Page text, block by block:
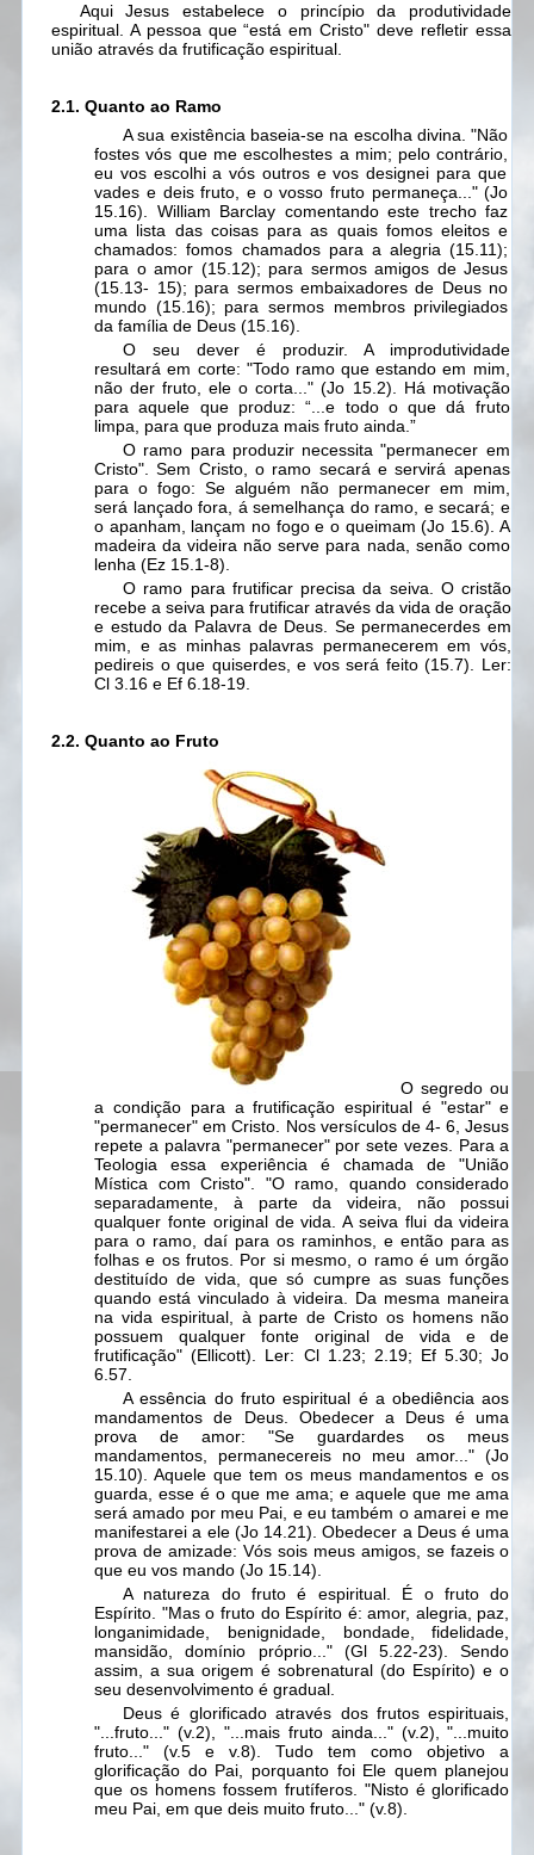
Aqui Jesus estabelece o princípio da produtividade
espiritual. A pessoa que “está em Cristo" deve refletir essa
união através da frutificação espiritual.
2.1. Quanto ao Ramo
A sua existência baseia-se na escolha divina. "Não
fostes vós que me escolhestes a mim; pelo contrário,
eu vos escolhi a vós outros e vos designei para que
vades e deis fruto, e o vosso fruto permaneça..." (Jo
15.16). William Barclay comentando este trecho faz
uma lista das coisas para as quais fomos eleitos e
chamados: fomos chamados para a alegria (15.11);
para o amor (15.12); para sermos amigos de Jesus
(15.13- 15); para sermos embaixadores de Deus no
mundo (15.16); para sermos membros privilegiados
da família de Deus(15.16).
O seu dever é produzir. A improdutividade
resultará em corte: "Todo ramo que estando em mim,
não der fruto, ele o corta..." (Jo 15.2). Há motivação
para aquele que produz: “...e todo o que dá fruto
limpa, para que produza mais fruto ainda.”
O ramo para produzir necessita "permanecer em
Cristo". Sem Cristo, o ramo secará e servirá apenas
para o fogo: Se alguém não permanecer em mim,
será lançado fora, á semelhança do ramo, e secará; e
o apanham, lançam no fogo e o queimam (Jo 15.6). A
madeira da videira não serve para nada, senão como
lenha (Ez 15.1-8).
O ramo para frutificar precisa da seiva. O cristão
recebe a seiva para frutificar através da vida de oração
e estudo da Palavra de Deus. Se permanecerdes em
mim, e as minhas palavras permanecerem em vós,
pedireis o que quiserdes, e vos será feito(15.7). Ler:
Cl 3.16 e Ef 6.18-19.
2.2. Quanto ao Fruto
O segredo ou
a condição para a frutificação espiritual é "estar" e
"permanecer" em Cristo. Nos versículos de 4- 6, Jesus
repete a palavra "permanecer" por sete vezes. Para a
Teologia essa experiência é chamada de "União
Mística com Cristo". "O ramo, quando considerado
separadamente, à parte da videira, não possui
qualquer fonte original de vida. A seiva flui da videira
para o ramo, daí para os raminhos, e então para as
folhas e os frutos. Por si mesmo, o ramo é um órgão
destituído de vida, que só cumpre as suas funções
quando está vinculado à videira. Da mesma maneira
na vida espiritual, à parte de Cristo os homens não
possuem qualquer fonte original de vida e de
frutificação" (Ellicott). Ler: Cl 1.23; 2.19; Ef 5.30; Jo
6.57.
A essência do fruto espiritual é a obediência aos
mandamentos de Deus. Obedecer a Deus é uma
prova de amor: "Se guardardes os meus
mandamentos, permanecereis no meu amor..." (Jo
15.10). Aquele que tem os meus mandamentos e os
guarda, esse é o que me ama; e aquele que me ama
será amado por meu Pai, e eu também o amarei e me
manifestarei a ele(Jo 14.21). Obedecer a Deus é uma
prova de amizade: Vós sois meus amigos, se fazeis o
que eu vos mando (Jo 15.14).
A natureza do fruto é espiritual. É o fruto do
Espírito. "Mas o fruto do Espírito é: amor, alegria, paz,
longanimidade, benignidade, bondade, fidelidade,
mansidão, domínio próprio..." (Gl 5.22-23). Sendo
assim, a sua origem é sobrenatural (do Espírito) e o
seu desenvolvimento é gradual.
Deus é glorificado através dos frutos espirituais,
"...fruto..." (v.2), "...mais fruto ainda..." (v.2), "...muito
fruto..." (v.5 e v.8). Tudo tem como objetivo a
glorificação do Pai, porquanto foi Ele quem planejou
que os homens fossem frutíferos. "Nisto é glorificado
meu Pai, em que deis muito fruto..." (v.8).